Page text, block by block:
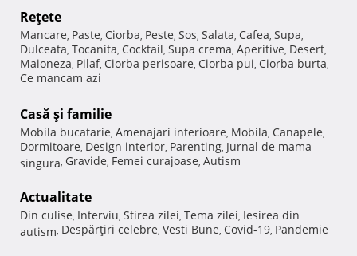
Reţete
Mancare, Paste, Ciorba, Peste, Sos, Salata, Cafea, Supa,
Dulceata, Tocanita, Cocktail, Supa crema, Aperitive, Desert,
Maioneza, Pilaf, Ciorba perisoare, Ciorba pui, Ciorba burta,
Ce mancam azi
Casă şi familie
Mobila bucatarie, Amenajari interioare, Mobila, Canapele,
Dormitoare, Design interior, Parenting, Jurnal de mama
singura, Gravide, Femei curajoase, Autism
Actualitate
Din culise, Interviu, Stirea zilei, Tema zilei, Iesirea din
autism, Despărţiri celebre, Vesti Bune, Covid-19, Pandemie